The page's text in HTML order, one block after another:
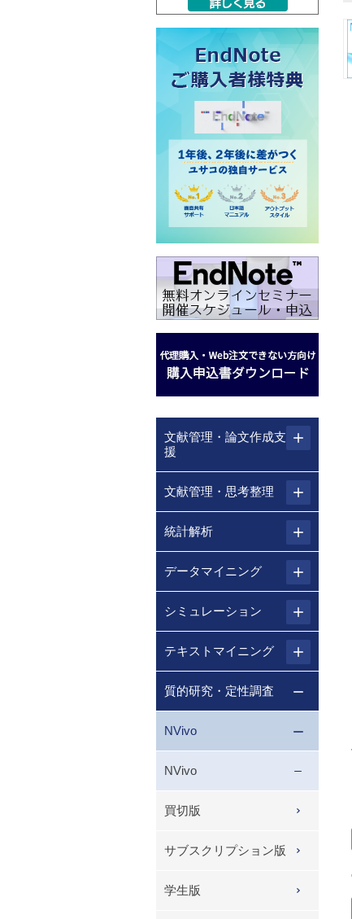
文献管理・論文作成支
援
文献管理・思考整理
統計解析
データマイニング
シミュレーション
テキストマイニング
質的研究・定性調査
NVivo
NVivo
買切版
サブスクリプション版
学生版